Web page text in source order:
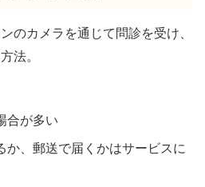
のカメラを通じて問診を受け、
法。
合が多い
か、郵送で届くかはサービスに